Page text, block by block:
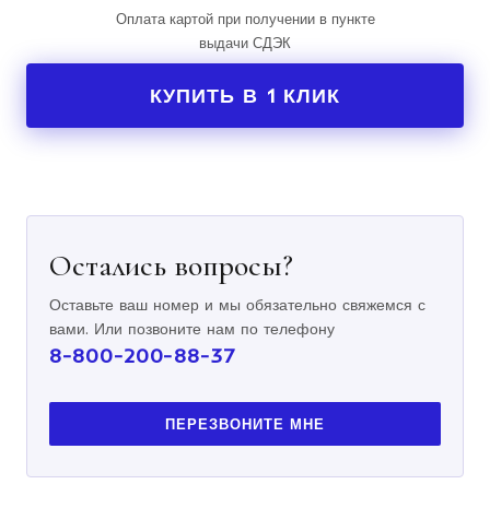
Оплата картой при получении в пункте
выдачи СДЭК
КУПИТЬ В 1 КЛИК
Остались вопросы?
Оставьте ваш номер и мы обязательно свяжемся с
вами. Или позвоните нам по телефону
8-800-200-88-37
ПЕРЕЗВОНИТЕ МНЕ